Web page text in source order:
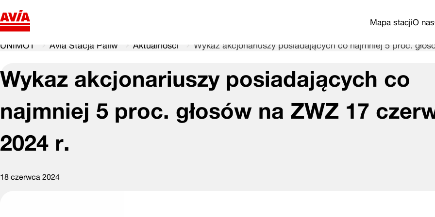
Mapa stacjiO nas
UNIMOT Avia Stacja Paliw Aktualności Wykaz akcjonariuszy posiadających co najmniej 5 proc.
Wykaz akcjonariuszy posiadających co
najmniej 5 proc. głosów na ZWZ 17
2024 r.
18 czerwca 2024